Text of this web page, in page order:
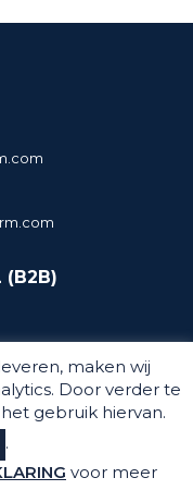
(B2B)
maken wij
Door verder te
gebruik hiervan.
.
voor meer